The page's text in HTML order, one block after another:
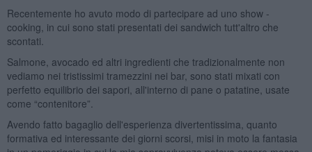
Recentemente ho avuto modo di partecipare ad uno show -
cooking, in cui sono stati presentati dei sandwich tutt'altro che
scontati.
Salmone, avocado ed altri ingredienti che tradizionalmente non
vediamo nei tristissimi tramezzini nei bar, sono stati mixati con
perfetto equilibrio dei sapori, all'interno di pane o patatine, usate
come “contenitore”.
Avendo fatto bagaglio dell'esperienza divertentissima, quanto
formativa ed interessante dei giorni scorsi, misi in moto la fantasia